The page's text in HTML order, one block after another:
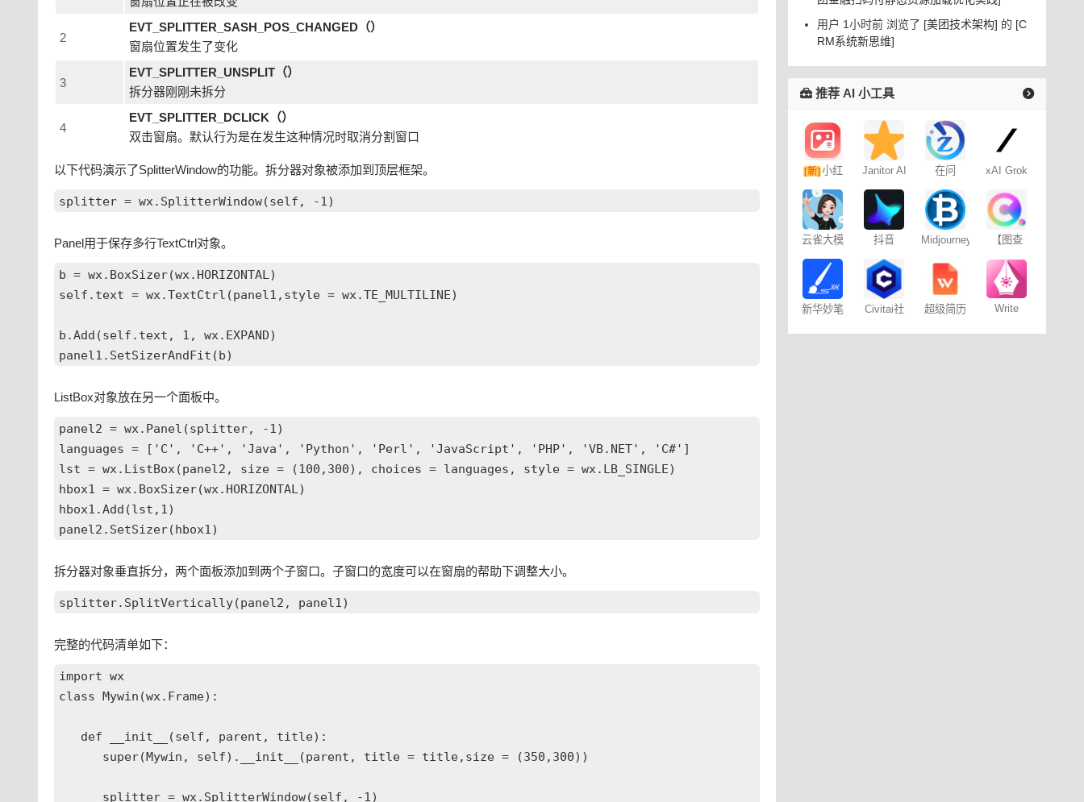
2
EVT_SPLITTER_SASH_POS_CHANGED（）
窗扇位置发生了变化
3
EVT_SPLITTER_UNSPLIT（）
拆分器刚刚未拆分
4
EVT_SPLITTER_DCLICK（）
双击窗扇。 默认行为是在发生这种情况时取消分割窗口
以下代码演示了SplitterWindow的功能。拆分器对象被添加到顶层框架。
Panel用于保存多行TextCtrl对象。
b = wx.BoxSizer(wx.HORIZONTAL)
self.text = wx.TextCtrl(panel1,style = wx.TE_MULTILINE)
b.Add(self.text, 1, wx.EXPAND)
ListBox对象放在另一个面板中。
panel2 = wx.Panel(splitter, -1)
languages = ['C', 'C++', 'Java', 'Python', 'Perl', 'JavaScript', 'PHP', 'VB.NET', 'C#']
lst = wx.ListBox(panel2, size = (100,300), choices = languages, style = wx.LB_SINGLE)
hbox1 = wx.BoxSizer(wx.HORIZONTAL)
hbox1.Add(lst,1)
拆分器对象垂直拆分，两个面板添加到两个子窗口。子窗口的宽度可以在窗扇的帮助下调整大小。
完整的代码清单如下：
import wx
class Mywin(wx.Frame):
   def __init__(self, parent, title):
      super(Mywin, self).__init__(parent, title = title,size = (350,300))
      splitter = wx.SplitterWindow(self, -1)
用户 1小时前 浏览了 [美团技术架构] 的 [C
RM系统新思维]
推荐 AI 小工具
[新] 小红
书图文笔
记
Janitor AI
聊天
在问 xAI Grok
云雀大模
抖音
– 免费
Midjourney
（咒语）
生成器
【图查
版权查询
神器
新华妙笔
Civitai社
超级简历
Write